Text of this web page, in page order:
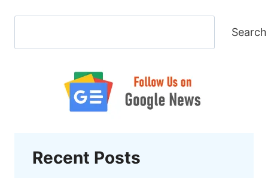
Search
Recent Posts